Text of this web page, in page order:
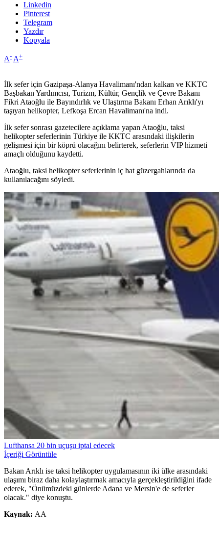
Linkedin
Pinterest
Telegram
Yazdır
Kopyala
A- A+
İlk sefer için Gazipaşa-Alanya Havalimanı'ndan kalkan ve KKTC
Başbakan Yardımcısı, Turizm, Kültür, Gençlik ve Çevre Bakanı
Fikri Ataoğlu ile Bayındırlık ve Ulaştırma Bakanı Erhan Arıklı'yı
taşıyan helikopter, Lefkoşa Ercan Havalimanı'na indi.
İlk sefer sonrası gazetecilere açıklama yapan Ataoğlu, taksi
helikopter seferlerinin Türkiye ile KKTC arasındaki ilişkilerin
gelişmesi için bir köprü olacağını belirterek, seferlerin VIP hizmeti
amaçlı olduğunu kaydetti.
Ataoğlu, taksi helikopter seferlerinin iç hat güzergahlarında da
kullanılacağını söyledi.
Lufthansa 20 bin uçuşu iptal edecek
İçeriği Görüntüle
Bakan Arıklı ise taksi helikopter uygulamasının iki ülke arasındaki
ulaşımı biraz daha kolaylaştırmak amacıyla gerçekleştirildiğini ifade
ederek, "Önümüzdeki günlerde Adana ve Mersin'e de seferler
olacak." diye konuştu.
Kaynak: AA